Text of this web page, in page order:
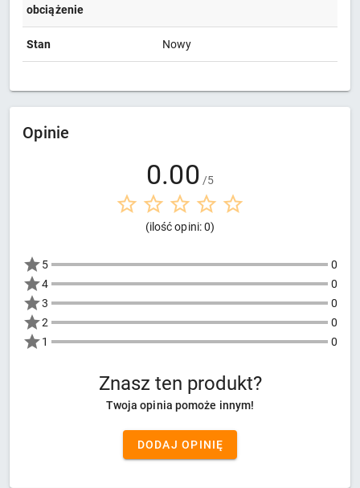
obciążenie
Stan Nowy
Opinie
0.00 /5
(ilość opini: 0)
5
0
4
0
3
0
2
0
1
0
Znasz ten produkt?
Twoja opinia pomoże innym!
DODAJ OPINIĘ